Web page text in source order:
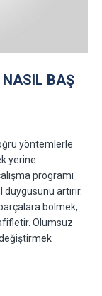
BAŞ
yöntemlerle
yerine
programı
artırır.
bölmek,
Olumsuz